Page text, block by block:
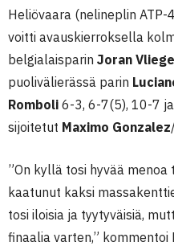
Heliövaara (nelineplin
voitti avauskierroksella
belgialaisparin Joran
puolivälierässä parin
Romboli 6-3, 6-7(5), 10-7
sijoitetut Maximo Gonzalez
”On kyllä tosi hyvää
kaatunut kaksi
tosi iloisia ja tyytyväisiä,
finaalia varten,”